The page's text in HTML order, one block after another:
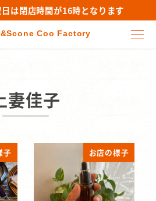
は閉店時間が16時となります
妻佳子
子 お店の様子